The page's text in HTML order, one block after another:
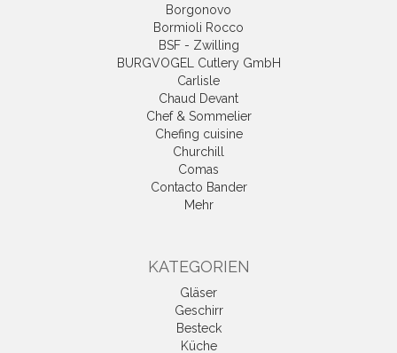
Borgonovo
Bormioli Rocco
BSF - Zwilling
BURGVOGEL Cutlery GmbH
Carlisle
Chaud Devant
Chef & Sommelier
Chefing cuisine
Churchill
Comas
Contacto Bander
Mehr
KATEGORIEN
Gläser
Geschirr
Besteck
Küche